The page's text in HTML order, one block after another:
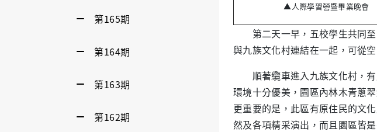
第165期
第164期
第163期
第162期
▲人際學習營暨畢業晚會
第二天一早，五校學生共同至
與九族文化村連結在一起，可從
順著纜車進入九族文化村，有
環境十分優美，園區內林木青蔥
更重要的是，此區有原住民的文
然及各項精采演出，而且園區皆